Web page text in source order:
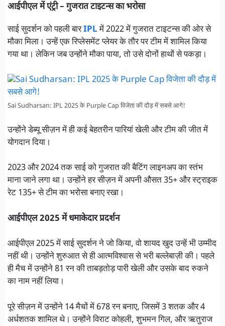
आईपीएल में एंट्री – गुजरात टाइटन्स का भरोसा
साई सुदर्शन को पहली बारIPLमें 2022 में गुजरात टाइटन्स की ओर से
मौका मिला। उन्हें एक रिप्लेसमेंट प्लेयर के तौर पर टीम में शामिल किया
गया था। लेकिन जब उन्होंने मौका पाया, तो उसे दोनों हाथों से पकड़ा।
Sai Sudharsan: IPL 2025 के Purple Cap विजेता की दौड़ में सबसे आगे!
उन्होंने डेब्यू सीज़न में ही कई बेहतरीन पारियां खेली और टीम की जीत में
योगदान दिया।
2023 और 2024 तक साई को गुजरात की बैटिंग लाइनअप का स्तंभ
माना जाने लगा था। उन्होंने हर सीज़न में अपनी औसत 35+ और स्ट्राइक
रेट 135+ से टीम का भरोसा बनाए रखा।
आईपीएल 2025 में धमाकेदार प्रदर्शन
आईपीएल 2025 में साई सुदर्शन ने जो किया, वो शायद खुद उन्हें भी उम्मीद
नहीं थी। उन्होंने शुरुआत से ही आत्मविश्वास से भरी बल्लेबाज़ी की। पहले
ही मैच में उन्होंने 81 रन की ताबड़तोड़ पारी खेली और उसके बाद रुकने
का नाम नहीं लिया।
पूरे सीज़न में उन्होंने 14 मैचों में 678 रन बनाए, जिसमें 3 शतक और 4
अर्धशतक शामिल थे। उन्होंने विराट कोहली, शुभमन गिल, और ऋतुराज